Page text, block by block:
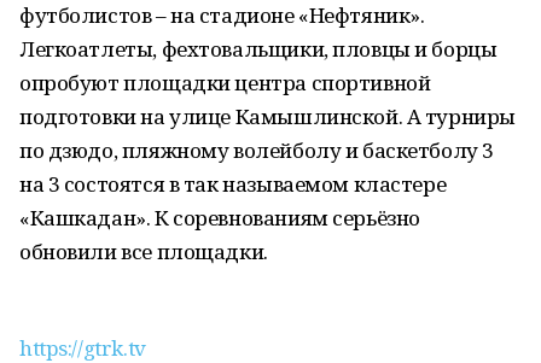
футболистов – на стадионе «Нефтяник».
Легкоатлеты, фехтовальщики, пловцы и борцы
опробуют площадки центра спортивной
подготовки на улице Камышлинской. А турниры
по дзюдо, пляжному волейболу и баскетболу 3
на 3 состоятся в так называемом кластере
«Кашкадан». К соревнованиям серьёзно
обновили все площадки.
https://gtrk.tv